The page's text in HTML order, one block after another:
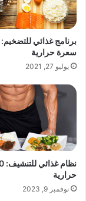
سعرة حرارية
يوليو 27, 2021
حرارية
نوفمبر 9, 2023